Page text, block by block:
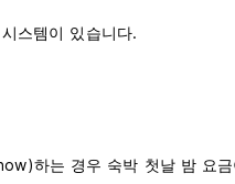
스템이 있습니다.
하는 경우 숙박 첫날 밤 요